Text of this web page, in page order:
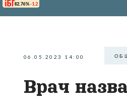
82.76% -1.2
06.05.2023 14:00
Врач